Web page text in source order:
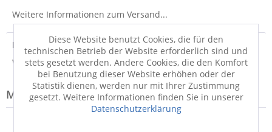
Weitere Informationen zum Versand...
Hersteller
Weitere Informationen zum Hersteller...
Modell-Familie: ROYAL
Diese Website benutzt Cookies, die für den
technischen Betrieb der Website erforderlich sind und
stets gesetzt werden. Andere Cookies, die den Komfort
bei Benutzung dieser Website erhöhen oder der
Statistik dienen, werden nur mit Ihrer Zustimmung
gesetzt. Weitere Informationen finden Sie in unserer
Datenschutzerklärung